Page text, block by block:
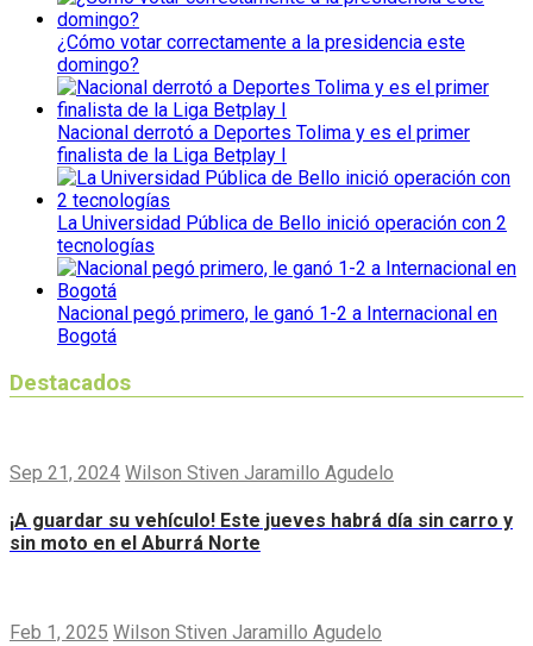
¿Cómo votar correctamente a la presidencia este
domingo?
Nacional derrotó a Deportes Tolima y es el primer
finalista de la Liga Betplay I
La Universidad Pública de Bello inició operación con 2
tecnologías
Nacional pegó primero, le ganó 1-2 a Internacional en
Bogotá
Destacados
Sep 21, 2024 Wilson Stiven Jaramillo Agudelo
¡A guardar su vehículo! Este jueves habrá día sin carro y
sin moto en el Aburrá Norte
Feb 1, 2025 Wilson Stiven Jaramillo Agudelo